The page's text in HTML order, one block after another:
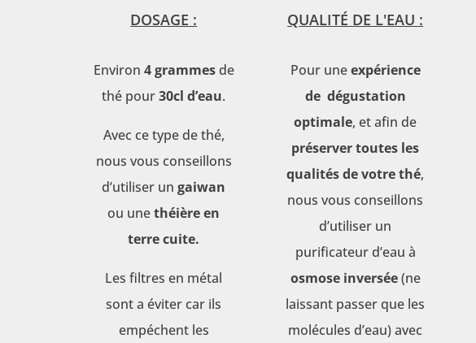
DOSAGE :
Environ 4 grammesde
thé pour30cl d’eau.
Avec ce type de thé,
nous vous conseillons
d’utiliser ungaiwan
ou unethéière en
terre cuite.
Les filtres en métal
sont a éviter car ils
empéchent les
QUALITÉ DE L'EAU :
Pour uneexpérience
de dégustation
optimale, et afin de
préserver toutes les
qualités de votre thé,
nous vous conseillons
d’utiliser un
purificateur d’eau à
osmose inversée(ne
laissant passer que les
molécules d’eau) avec